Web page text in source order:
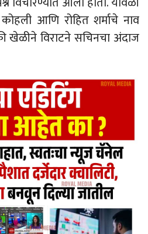
आणि रोहित शर्माचे नाव
विराटने सचिनचा अंदाज